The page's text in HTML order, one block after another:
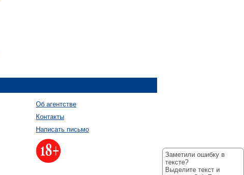
Об агентстве
Контакты
Написать письмо
Заметили ошибку в
тексте?
Выделите текст и